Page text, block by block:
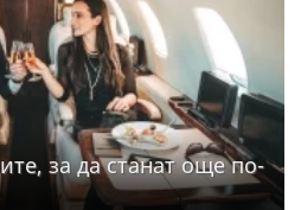
за да станат още по-